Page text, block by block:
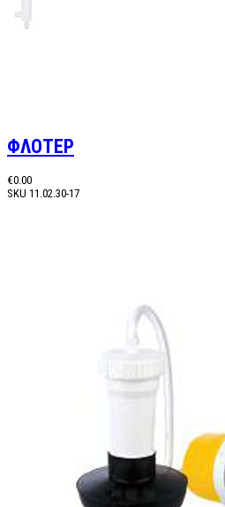
ΦΛΟΤΕΡ
€0.00
SKU 11.02.30-17